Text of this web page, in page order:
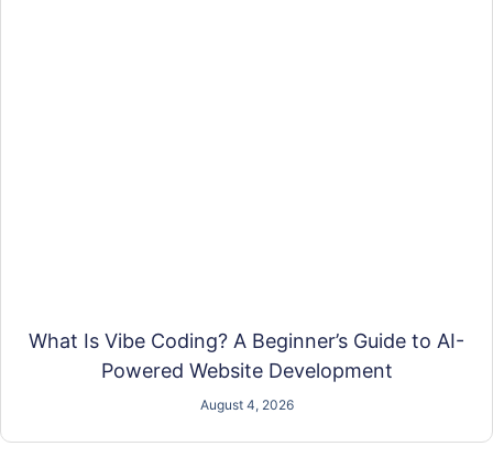
What Is Vibe Coding? A Beginner’s Guide to AI-
Powered Website Development
August 4, 2026